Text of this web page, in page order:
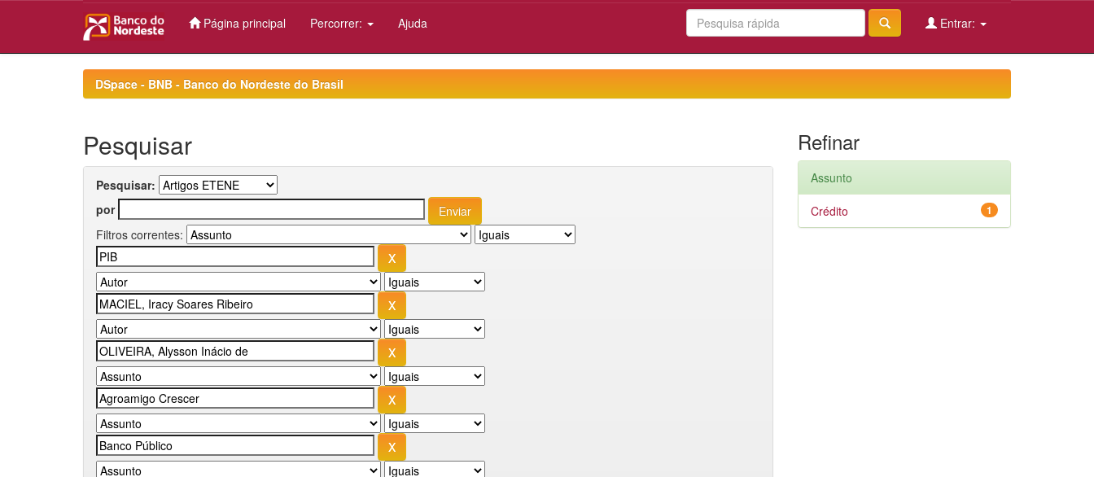
Página principal Percorrer: Ajuda Entrar:
DSpace - BNB - Banco do Nordeste do Brasil
Pesquisar
Pesquisar:
por
Filtros correntes:
Refinar
Assunto
1
Crédito